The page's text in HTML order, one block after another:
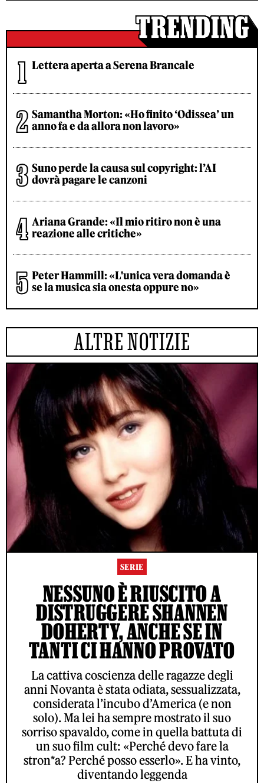
Lettera aperta a Serena Brancale
Samantha Morton: «Ho finito ‘Odissea’ un
anno fa e da allora non lavoro»
Suno perde la causa sul copyright: l’AI
dovrà pagare le canzoni
Ariana Grande: «Il mio ritiro non è una
reazione alle critiche»
Peter Hammill: «L'unica vera domanda è
se la musica sia onesta oppure no»
ALTRE NOTIZIE
SERIE
NESSUNO È RIUSCITO A
DISTRUGGERE SHANNEN
DOHERTY, ANCHE SE IN
TANTI CI HANNO PROVATO
La cattiva coscienza delle ragazze degli
anni Novanta è stata odiata, sessualizzata,
considerata l’incubo d’America (e non
solo). Ma lei ha sempre mostrato il suo
sorriso spavaldo, come in quella battuta di
un suo film cult: «Perché devo fare la
stron*a? Perché posso esserlo». E ha vinto,
diventando leggenda